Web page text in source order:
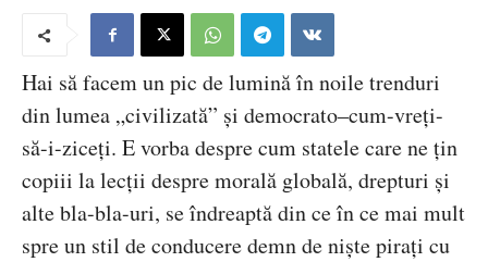
Hai să facem un pic de luminăîn noile trenduri
din lumea „civilizată” și democrato–cum-vreți-
să-i-ziceți. E vorba despre cum statele care ne țin
copiii la lecții despre morală globală, drepturi și
alte bla-bla-uri, se îndreaptă din ce în ce mai mult
spre un stil de conducere demn de niște pirați cu